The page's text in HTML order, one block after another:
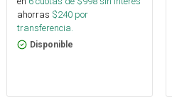
ahorras $240 por
transferencia.
Disponible